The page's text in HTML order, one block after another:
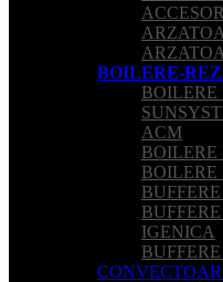
BOILERE-
BOILERE
ACM
BOILERE
BOILERE
IGENICA